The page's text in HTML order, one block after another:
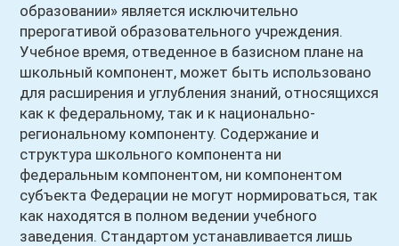
образовании» является исключительно
прерогативой образовательного учреждения.
Учебное время, отведенное в базисном плане на
школьный компонент, может быть использовано
для расширения и углубления знаний, относящихся
как к федеральному, так и к национально-
региональному компоненту. Содержание и
структура школьного компонента ни
федеральным компонентом, ни компонентом
субъекта Федерации не могут нормироваться, так
как находятся в полном ведении учебного
заведения. Стандартом устанавливается лишь